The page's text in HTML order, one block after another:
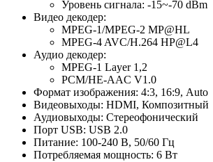
Уровень сигнала: -15~-70 dBm
Видео декодер:
MPEG-1/MPEG-2 MP@HL
MPEG-4 AVC/H.264 HP@L4
Аудио декодер:
MPEG-1 Layer 1,2
PCM/HE-AAC V1.0
Формат изображения: 4:3, 16:9, Auto
Видеовыходы: HDMI, Композитный
Аудиовыходы: Стереофонический
Порт USB: USB 2.0
Питание: 100-240 В, 50/60 Гц
Потребляемая мощность: 6 Вт